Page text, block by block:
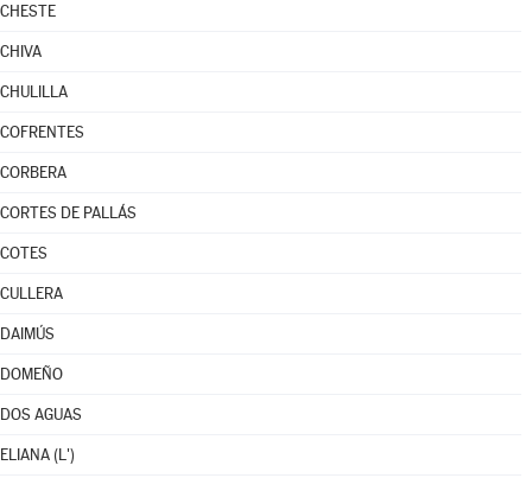
CHESTE
CHIVA
CHULILLA
COFRENTES
CORBERA
CORTES DE PALLÁS
COTES
CULLERA
DAIMÚS
DOMEÑO
DOS AGUAS
ELIANA (L')